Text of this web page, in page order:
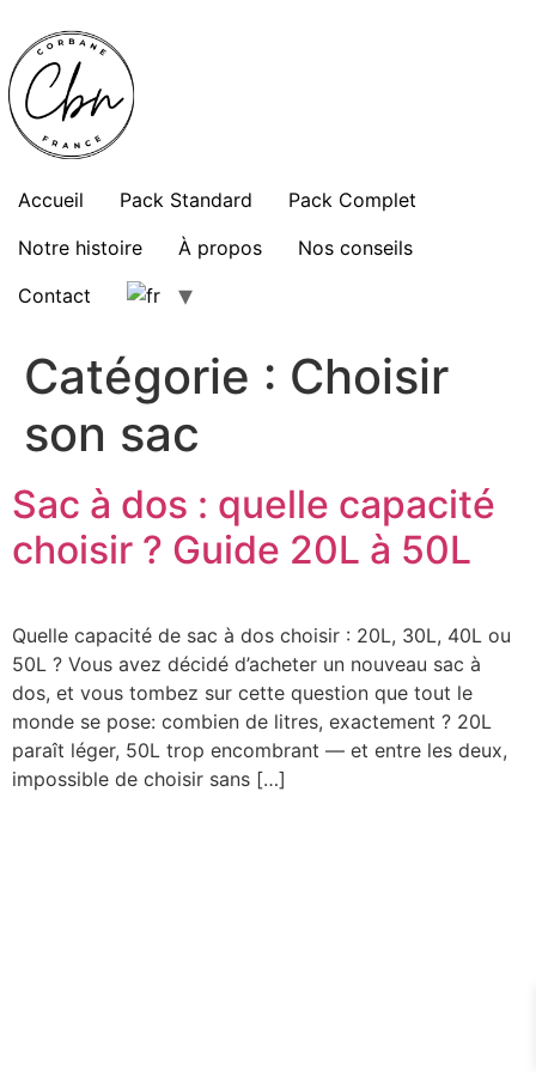
contenu
Accueil Pack Standard
Pack Complet
Notre histoire
À propos
Nos conseils
Contact
Catégorie : Choisir
son sac
Sac à dos : quelle capacité
choisir ? Guide 20L à 50L
Quelle capacité de sac à dos choisir : 20L, 30L, 40L ou
50L ? Vous avez décidé d’acheter un nouveau sac à
dos, et vous tombez sur cette question que tout le
monde se pose: combien de litres, exactement ? 20L
paraît léger, 50L trop encombrant — et entre les deux,
impossible de choisir sans […]